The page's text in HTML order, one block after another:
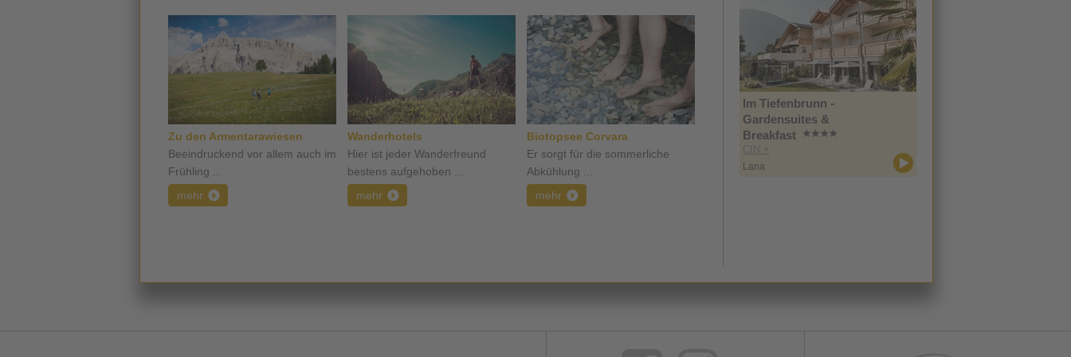
Zu den Armentarawiesen
Beeindruckend vor allem auch im
Frühling ...
mehr
Wanderhotels
Hier ist jeder Wanderfreund
bestens aufgehoben ...
mehr
Biotopsee Corvara
Er sorgt für die sommerliche
Abkühlung ...
mehr
Im Tiefenbrunn -
Gardensuites &
Breakfast
CIN +
Lana